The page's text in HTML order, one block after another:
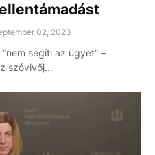
02, 2023
segíti az ügyet” –
szóvivőj…